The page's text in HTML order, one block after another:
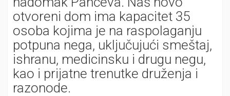
otvoreni dom ima kapacitet 35
osoba kojima je na raspolaganju
potpuna nega, uključujući smeštaj,
ishranu, medicinsku i drugu negu,
kao i prijatne trenutke druženja i
razonode.